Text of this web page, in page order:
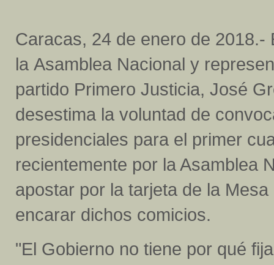
Caracas, 24 de enero de 2018.-
la Asamblea Nacional y
partido Primero Justicia, José
desestima la voluntad de
presidenciales para el primer
recientemente por la Asamblea
apostar por la tarjeta de la
encarar dichos comicios.
"El Gobierno no tiene por qué